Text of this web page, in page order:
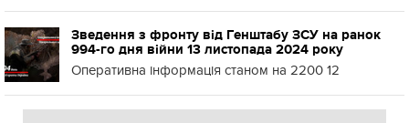
Зведення з фронту від Генштабу ЗСУ на ранок
994-го дня війни 13 листопада 2024 року
Оперативна інформація станом на 2200 12